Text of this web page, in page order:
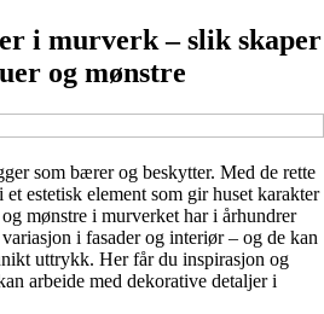
i murverk – slik skaper
og mønstre
som bærer og beskytter. Med de rette
estetisk element som gir huset karakter
mønstre i murverket har i århundrer
i fasader og interiør – og de kan
uttrykk. Her får du inspirasjon og
arbeide med dekorative detaljer i